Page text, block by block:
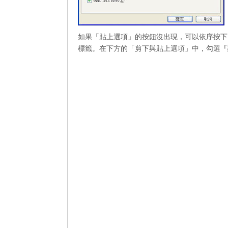
如果「貼上選項」的按鈕沒出現，可以依序按
標籤。在下方的「剪下與貼上選項」中，勾選